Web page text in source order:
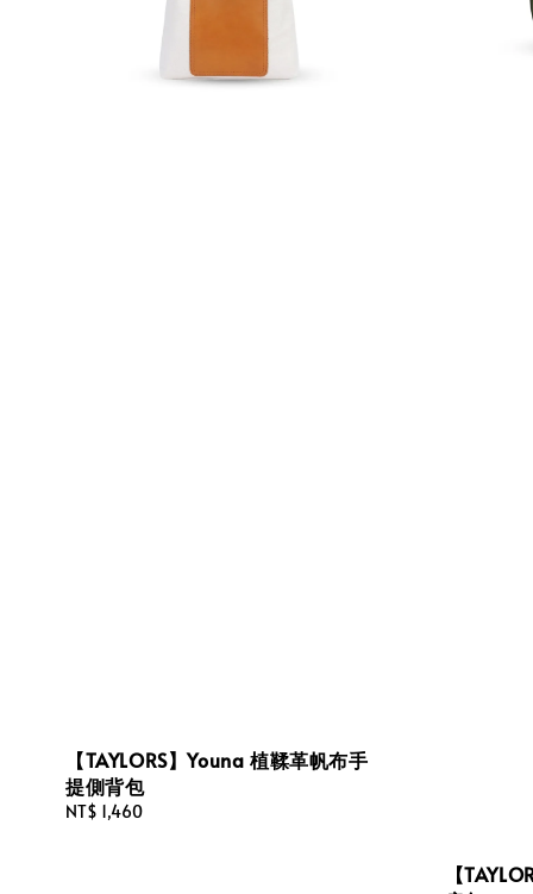
【TAYLORS】Youna 植鞣革帆布手
提側背包
Regular
NT$ 1,460
【